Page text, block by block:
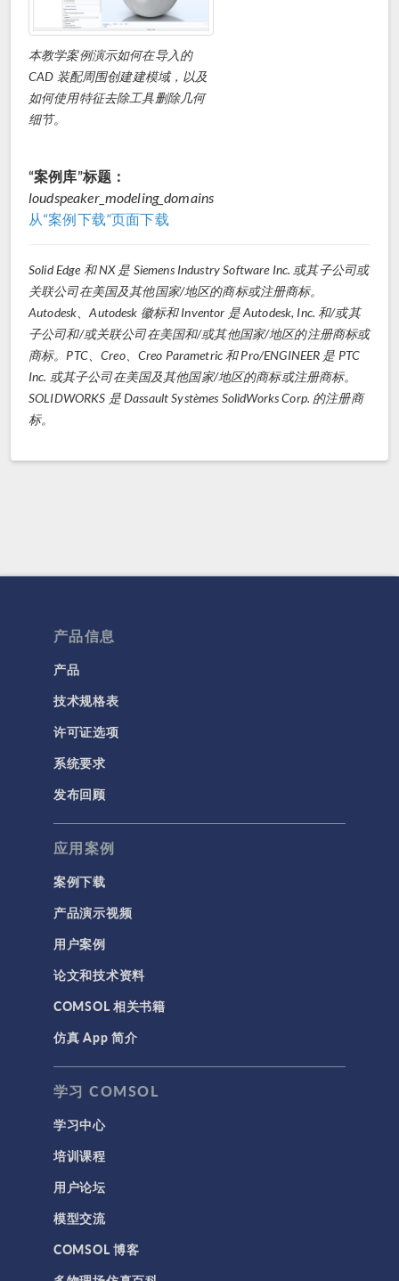
本教学案例演示如何在导入的
CAD 装配周围创建建模域，以及
如何使用特征去除工具删除几何
细节。
“案例库”标题：
loudspeaker_modeling_domains
从“案例下载”页面下载
Solid Edge 和 NX 是 Siemens Industry Software Inc. 或其子公司或
关联公司在美国及其他国家/地区的商标或注册商标。
Autodesk、Autodesk 徽标和 Inventor 是 Autodesk, Inc. 和/或其
子公司和/或关联公司在美国和/或其他国家/地区的注册商标或
商标。PTC、Creo、Creo Parametric 和 Pro/ENGINEER 是 PTC
Inc. 或其子公司在美国及其他国家/地区的商标或注册商标。
SOLIDWORKS 是 Dassault Systèmes SolidWorks Corp. 的注册商
标。
产品信息
产品
技术规格表
许可证选项
系统要求
发布回顾
应用案例
案例下载
产品演示视频
用户案例
论文和技术资料
COMSOL 相关书籍
仿真 App 简介
学习 COMSOL
学习中心
培训课程
用户论坛
模型交流
COMSOL 博客